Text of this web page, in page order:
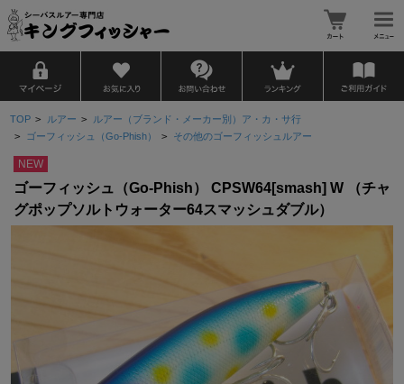
TOP > ルアー > ルアー（ブランド・メーカー別）ア・カ・サ行
> ゴーフィッシュ（Go-Phish） > その他のゴーフィッシュルアー
NEW
ゴーフィッシュ（Go-Phish） CPSW64[smash] W （チャ
グポップソルトウォーター64スマッシュダブル）